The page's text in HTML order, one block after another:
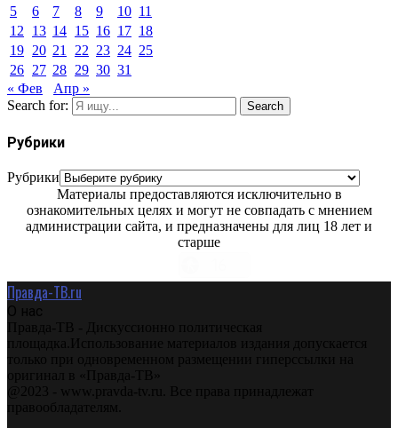
5
6 7 8 9 10 11
12
13 14 15 16 17 18
19 20 21 22 23 24 25
26 27 28 29 30 31
« Фев
Апр »
Search for:
Search
Рубрики
Рубрики
Материалы предоставляются исключительно в
ознакомительных целях и могут не совпадать с мнением
администрации сайта, и предназначены для лиц 18 лет и
старше
Правда-ТВ.ru
О нас
Правда-ТВ - Дискуссионно политическая
площадка.Использование материалов издания допускается
только при одновременном размещении гиперссылки на
оригинал в «Правда-ТВ»
@2023 - www.pravda-tv.ru. Все права принадлежат
правообладателям.